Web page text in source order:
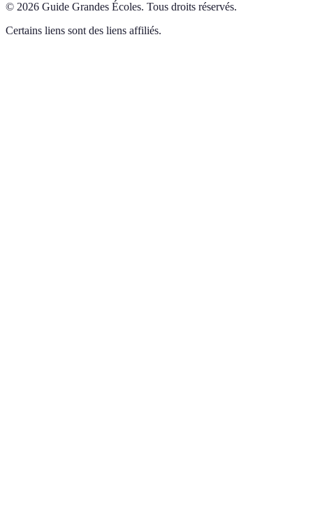
© 2026 Guide Grandes Écoles. Tous droits réservés.
Certains liens sont des liens affiliés.